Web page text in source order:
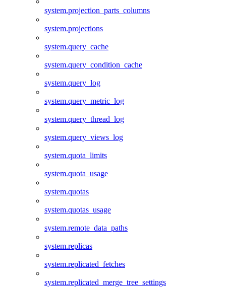
system.projection_parts_columns
system.projections
system.query_cache
system.query_condition_cache
system.query_log
system.query_metric_log
system.query_thread_log
system.query_views_log
system.quota_limits
system.quota_usage
system.quotas
system.quotas_usage
system.remote_data_paths
system.replicas
system.replicated_fetches
system.replicated_merge_tree_settings